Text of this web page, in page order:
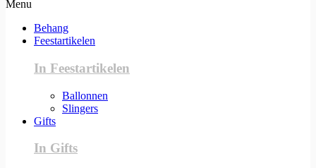
Menu
Behang
Feestartikelen
In Feestartikelen
Ballonnen
Slingers
Gifts
In Gifts